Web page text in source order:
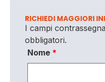
RICHIEDI MAGGIORI
I campi
obbligatori.
Nome *